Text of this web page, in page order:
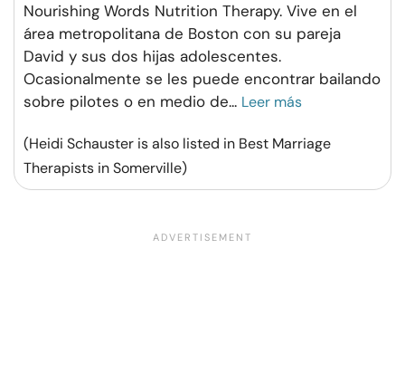
Nourishing Words Nutrition Therapy. Vive en el
área metropolitana de Boston con su pareja
David y sus dos hijas adolescentes.
Ocasionalmente se les puede encontrar bailando
sobre pilotes o en medio de... Leer más
(Heidi Schauster is also listed in Best Marriage
Therapists in Somerville)